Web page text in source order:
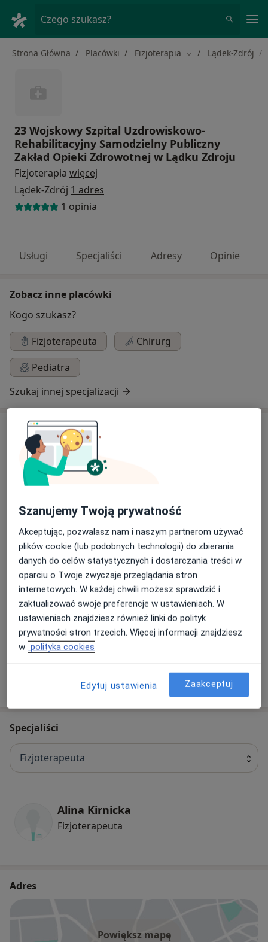
Czego szukasz?
Strona Główna Placówki Fizjoterapia Zmień miasto
Lądek-Zdrój
23 Wojskowy Szpital Uzdrowiskowo-
Rehabilitacyjny Samodzielny Publiczny
Zakład Opieki Zdrowotnej w Lądku Zdroju
Fizjoterapia więcej
Lądek-Zdrój 1 adres
1 opinia
Usługi Specjaliści Adresy Opinie
Zobacz inne placówki
Kogo szukasz?
Fizjoterapeuta
Chirurg
Pediatra
Szukaj innej specjalizacji
Usługi
Masaż
Ćwiczenia
Fizykoterapia
Kinezyterapia
Taping (plastrowanie)
+ 1 usługa
W jaki sposób ustalane są ceny?
Specjaliści
Fizjoterapeuta
Alina Kirnicka
Fizjoterapeuta
Adres
Powiększ mapę
Szanujemy Twoją prywatność
Akceptując, pozwalasz nam i naszym partnerom używać
plików cookie (lub podobnych technologii) do zbierania
danych do celów statystycznych i dostarczania treści w
oparciu o Twoje zwyczaje przeglądania stron
internetowych. W każdej chwili możesz sprawdzić i
zaktualizować swoje preferencje w ustawieniach. W
ustawieniach znajdziesz również linki do polityk
prywatności stron trzecich. Więcej informacji znajdziesz
w polityka cookies
Edytuj ustawienia Zaakceptuj